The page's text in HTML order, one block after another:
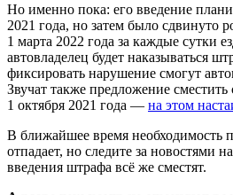
Но именно пока: его введение
2021 года, но затем было сдвинуто
1 марта 2022 года за каждые сутки
автовладелец будет наказываться
фиксировать нарушение смогут
Звучат также предложение
1 октября 2021 года — на этом
В ближайшее время необходимость
отпадает, но следите за новостями
введения штрафа всё же сместят.